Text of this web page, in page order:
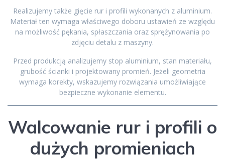
Realizujemy także gięcie rur i profili wykonanych z aluminium.
Materiał ten wymaga właściwego doboru ustawień ze względu
na możliwość pękania, spłaszczania oraz sprężynowania po
zdjęciu detalu z maszyny.
Przed produkcją analizujemy stop aluminium, stan materiału,
grubość ścianki i projektowany promień. Jeżeli geometria
wymaga korekty, wskazujemy rozwiązania umożliwiające
bezpieczne wykonanie elementu.
Walcowanie rur i profili o
dużych promieniach